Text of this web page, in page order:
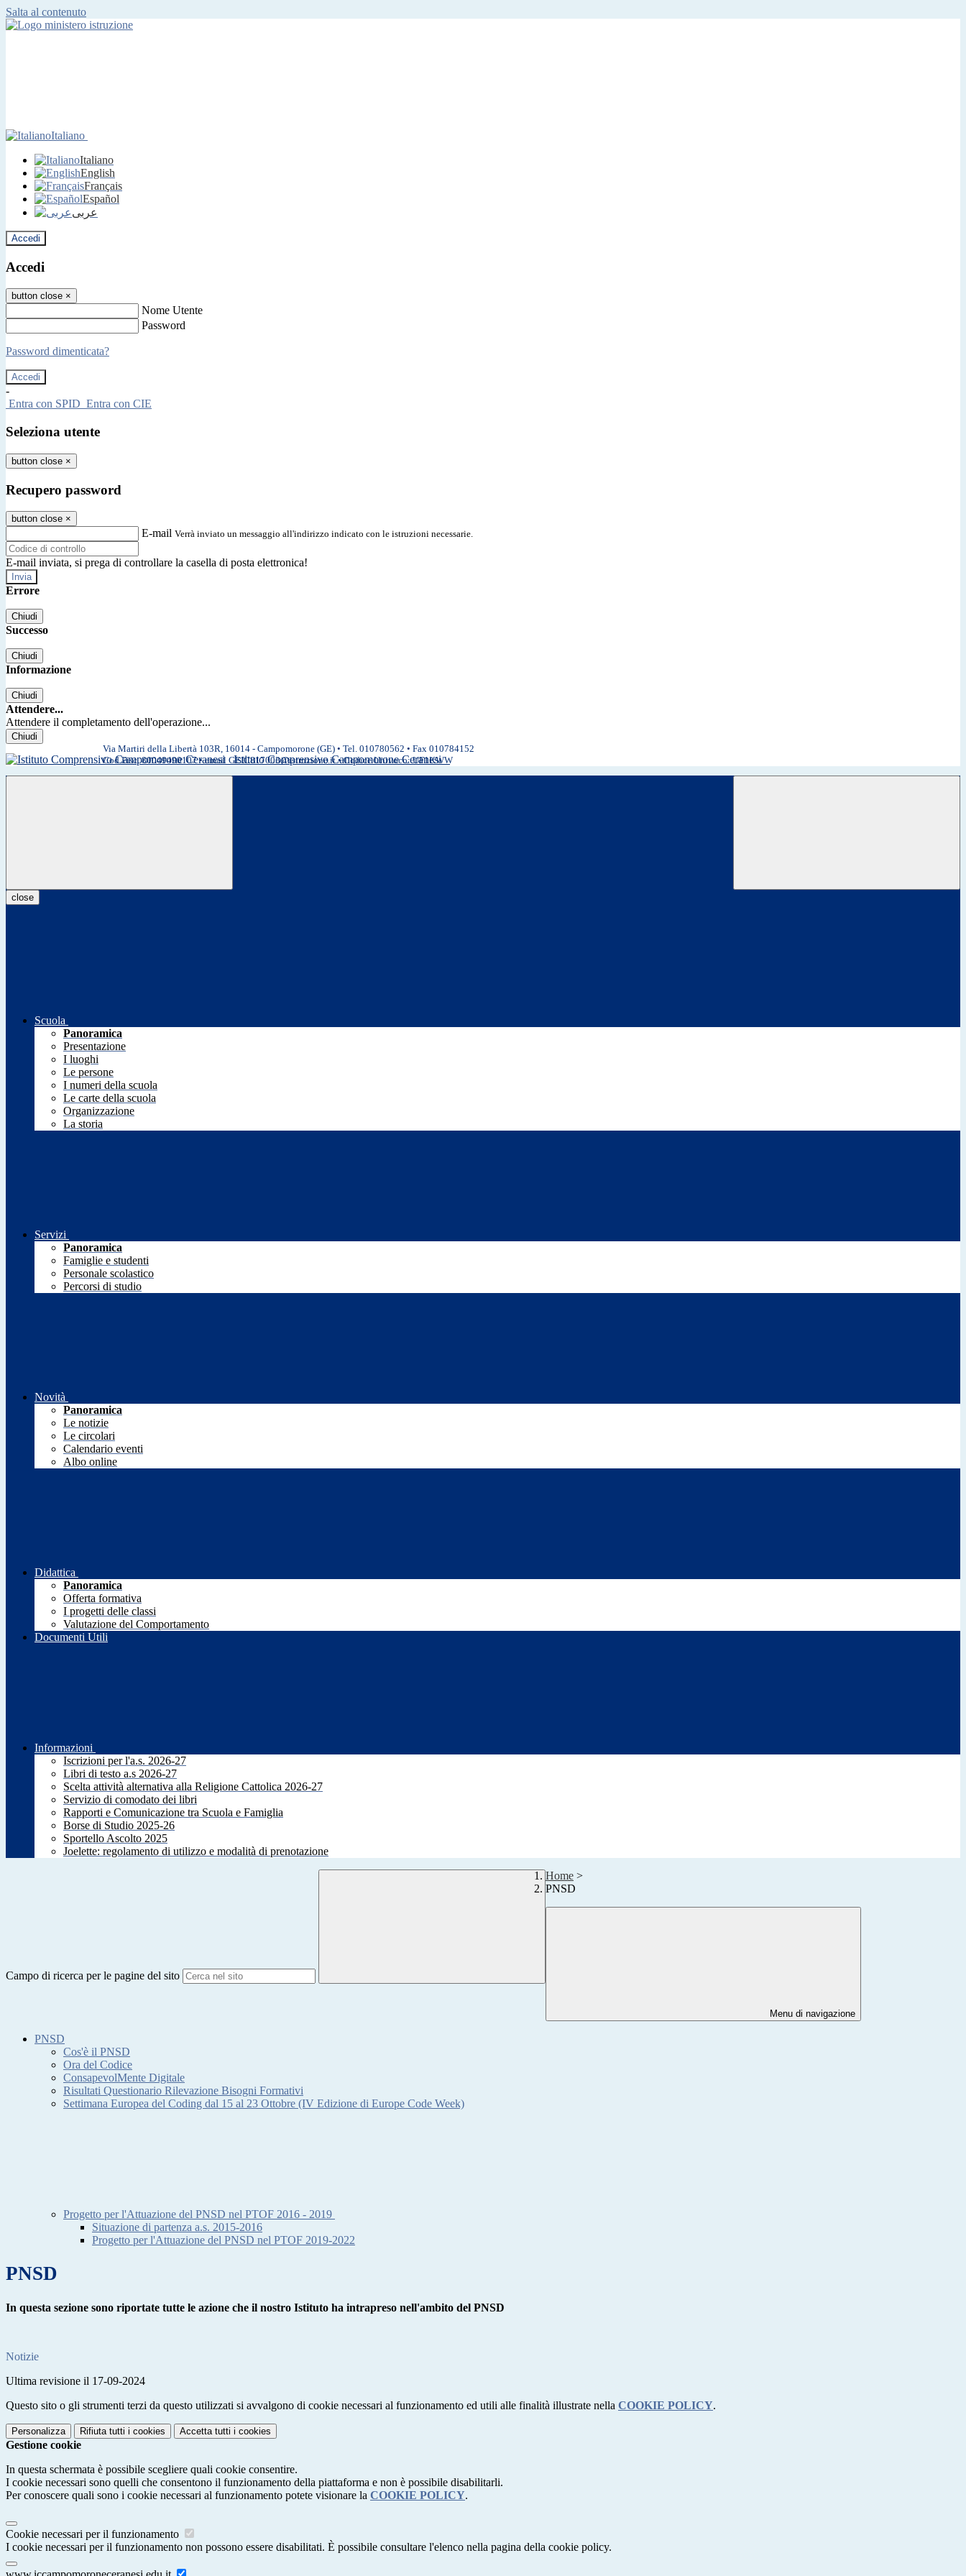
Salta al contenuto
Italiano
Italiano
English
Français
Español
عربى
Accedi
Accedi
button close ×
Nome Utente
Password
Password dimenticata?
-
Entra con SPID Entra con CIE
Seleziona utente
button close ×
Recupero password
button close ×
E-mail Verrà inviato un messaggio all'indirizzo indicato con le istruzioni necessarie.
E-mail inviata, si prega di controllare la casella di posta elettronica!
Errore
Chiudi
Successo
Chiudi
Informazione
Chiudi
Attendere...
Attendere il completamento dell'operazione...
Chiudi
Istituto Comprensivo Campomorone Ceranesi
Via Martiri della Libertà 103R, 16014 - Campomorone (GE) • Tel. 010780562 • Fax 010784152
Cod.Fisc. 80049490107 • email GEIC817003@istruzione.it • Codice Univoco: UF1KWW
close
Scuola
Panoramica
Presentazione
I luoghi
Le persone
I numeri della scuola
Le carte della scuola
Organizzazione
La storia
Servizi
Panoramica
Famiglie e studenti
Personale scolastico
Percorsi di studio
Novità
Panoramica
Le notizie
Le circolari
Calendario eventi
Albo online
Didattica
Panoramica
Offerta formativa
I progetti delle classi
Valutazione del Comportamento
Documenti Utili
Informazioni
Iscrizioni per l'a.s. 2026-27
Libri di testo a.s 2026-27
Scelta attività alternativa alla Religione Cattolica 2026-27
Servizio di comodato dei libri
Rapporti e Comunicazione tra Scuola e Famiglia
Borse di Studio 2025-26
Sportello Ascolto 2025
Joelette: regolamento di utilizzo e modalità di prenotazione
Campo di ricerca per le pagine del sito
Home >
PNSD
Menu di navigazione
PNSD
Cos'è il PNSD
Ora del Codice
ConsapevolMente Digitale
Risultati Questionario Rilevazione Bisogni Formativi
Settimana Europea del Coding dal 15 al 23 Ottobre (IV Edizione di Europe Code Week)
Progetto per l'Attuazione del PNSD nel PTOF 2016 - 2019
Situazione di partenza a.s. 2015-2016
Progetto per l'Attuazione del PNSD nel PTOF 2019-2022
PNSD
In questa sezione sono riportate tutte le azione che il nostro Istituto ha intrapreso nell'ambito del PNSD
Notizie
Ultima revisione il 17-09-2024
Questo sito o gli strumenti terzi da questo utilizzati si avvalgono di cookie necessari al funzionamento ed utili alle finalità illustrate nella COOKIE POLICY.
Personalizza Rifiuta tutti i cookies Accetta tutti i cookies
Gestione cookie
In questa schermata è possibile scegliere quali cookie consentire.
I cookie necessari sono quelli che consentono il funzionamento della piattaforma e non è possibile disabilitarli.
Per conoscere quali sono i cookie necessari al funzionamento potete visionare la COOKIE POLICY.
Cookie necessari per il funzionamento
I cookie necessari per il funzionamento non possono essere disabilitati. È possibile consultare l'elenco nella pagina della cookie policy.